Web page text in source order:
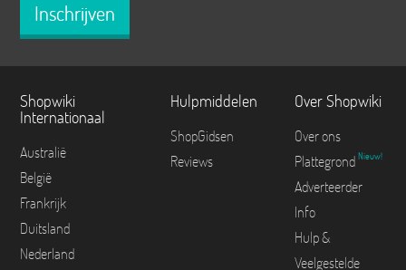
Inschrijven
Shopwiki
Internationaal
Australië
België
Frankrijk
Duitsland
Nederland
Hulpmiddelen
ShopGidsen
Reviews
Over Shopwiki
Over ons
Plattegrond Nieuw!
Adverteerder
Info
Hulp &
Veelgestelde